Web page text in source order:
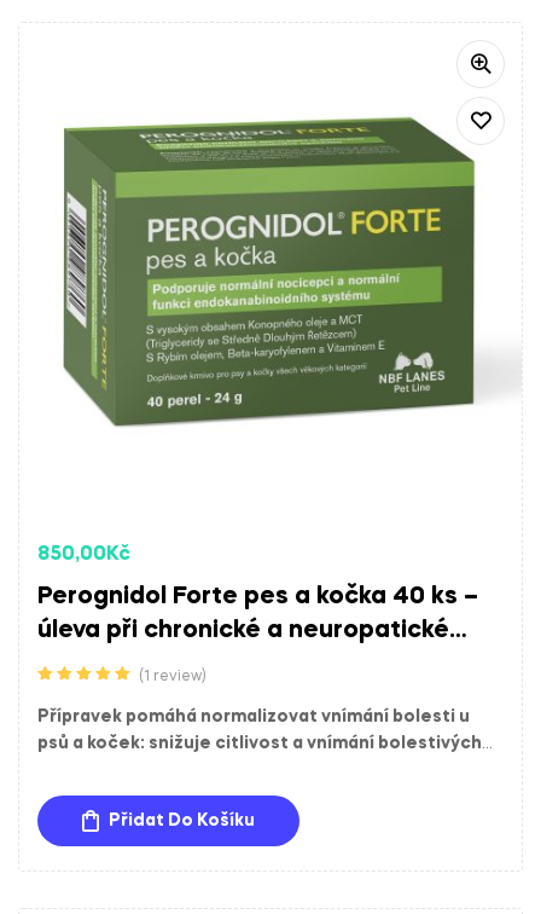
850,00Kč
Perognidol Forte pes a kočka 40 ks –
úleva při chronické a neuropatické
bolesti
z 5
(1 review)
Přípravek pomáhá normalizovat vnímání bolesti u
psů a koček: snižuje citlivost a vnímání bolestivých
Přidat Do Košíku